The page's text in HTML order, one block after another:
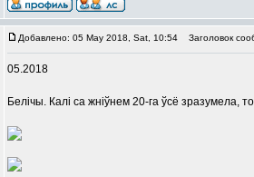
Добавлено: 05 May 2018, Sat, 10:54 Заголовок
05.2018
Белічы. Калі са жніўнем 20-га ўсё зразумела,